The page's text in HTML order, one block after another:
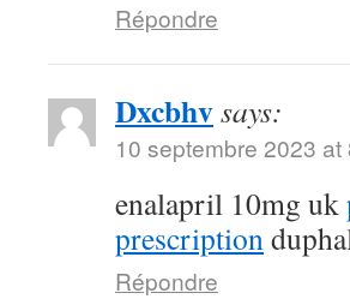
Répondre
Dxcbhvsays:
10 septembre 2023 at
enalapril 10mg uk
prescription
Répondre